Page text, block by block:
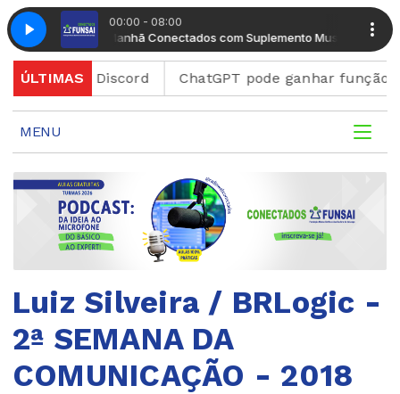
00:00 - 08:00
MusicalManhã Conectados com Suplemento Musical
ÚLTIMAS
Discord ChatGPT pode ganhar função para
MENU
Luiz Silveira / BRLogic -
2ª SEMANA DA
COMUNICAÇÃO - 2018